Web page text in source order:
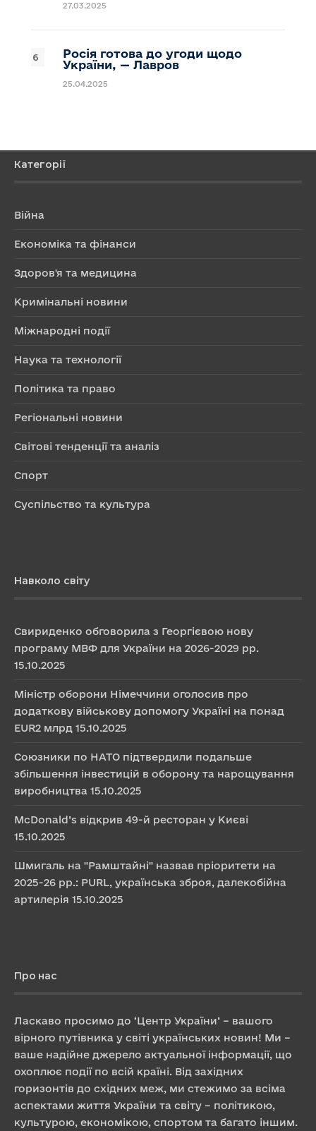
27.03.2025
Росія готова до угоди щодо
України, — Лавров
25.04.2025
Категорії
Війна
Економіка та фінанси
Здоров'я та медицина
Кримінальні новини
Міжнародні події
Наука та технології
Політика та право
Регіональні новини
Світові тенденції та аналіз
Спорт
Суспільство та культура
Навколо світу
Свириденко обговорила з Георгієвою нову
програму МВФ для України на 2026-2029 рр.
15.10.2025
Міністр оборони Німеччини оголосив про
додаткову військову допомогу Україні на понад
EUR2 млрд 15.10.2025
Союзники по НАТО підтвердили подальше
збільшення інвестицій в оборону та нарощування
виробництва 15.10.2025
McDonald’s відкрив 49-й ресторан у Києві
15.10.2025
Шмигаль на "Рамштайні" назвав пріоритети на
2025-26 рр.: PURL, українська зброя, далекобійна
артилерія 15.10.2025
Про нас
Ласкаво просимо до ‘Центр України’ – вашого
вірного путівника у світі українських новин! Ми –
ваше надійне джерело актуальної інформації, що
охоплює події по всій країні. Від західних
горизонтів до східних меж, ми стежимо за всіма
аспектами життя України та світу – політикою,
культурою, економікою, спортом та багато іншим.